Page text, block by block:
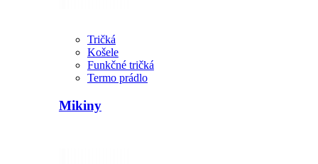
Tričká
Košele
Funkčné tričká
Termo prádlo
Mikiny